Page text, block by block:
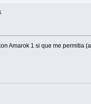
Amarok 1 si que me permitia